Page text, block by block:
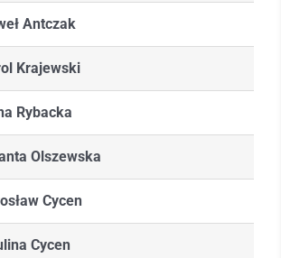
Antczak
Krajewski
Rybacka
Olszewska
Cycen
Cycen